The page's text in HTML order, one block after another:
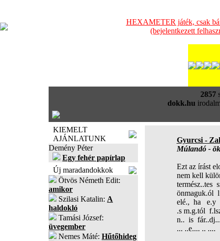
HEXAMETER játék, csak
(bejelentkezett
2857
dokk.hu
KIEMELT
AJÁNLATUNK
Demény Péter
Egy fehér papírlap
Új maradandokkok
Ötvös Németh Edit:
amikor
Szilasi Katalin: A
haldokló
Tamási József:
üvegember
Nemes Máté: Hűtőhideg
Gyurcsi -
Múlandó -
Ezt az írást
nem kell
termész..tes
önmaguk.ól
elé., ha e.y
.s m.g.tól
n.. is
... ..e.... .. ....